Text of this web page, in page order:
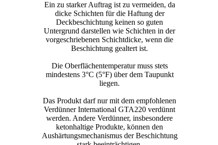
Ein zu starker Auftrag ist zu vermeiden, da
dicke Schichten für die Haftung der
Deckbeschichtung keinen so guten
Untergrund darstellen wie Schichten in der
vorgeschriebenen Schichtdicke, wenn die
Beschichtung gealtert ist.
Die Oberflächentemperatur muss stets
mindestens 3°C (5°F) über dem Taupunkt
liegen.
Das Produkt darf nur mit dem empfohlenen
Verdünner International GTA220 verdünnt
werden. Andere Verdünner, insbesondere
ketonhaltige Produkte, können den
Aushärtungsmechanismus der Beschichtung